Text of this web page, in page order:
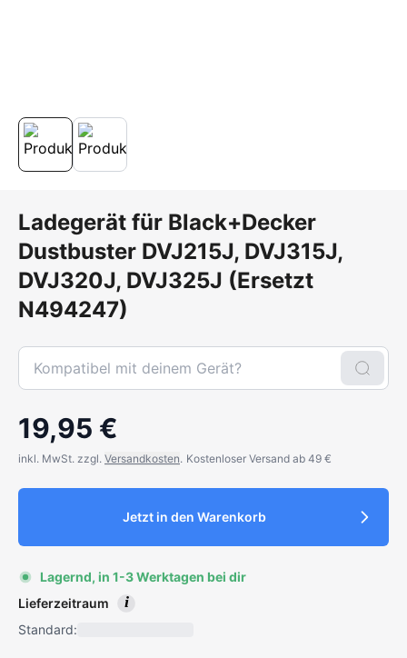
Ladegerät für Black+Decker
Dustbuster DVJ215J, DVJ315J,
DVJ320J, DVJ325J (Ersetzt
N494247)
19,95 €
inkl. MwSt. zzgl. Versandkosten. Kostenloser Versand ab 49 €
Jetzt in den Warenkorb
Lagernd, in 1-3 Werktagen bei dir
Lieferzeitraum
i
Standard: